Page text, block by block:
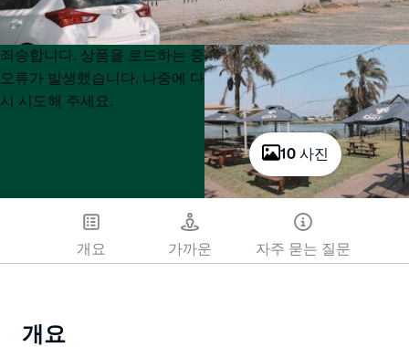
10 사진
Product
List
Product
List
죄송합니다. 상품을 로드하는 중
오류가 발생했습니다. 나중에 다
시 시도해 주세요.
개요 가까운 자주 묻는 질문
개요